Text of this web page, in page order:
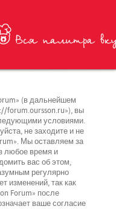
(в дальнейшем
forum.oursson.ru»), вы
условиями.
не заходите и не
Мы оставляем за
любое время и
вас об этом,
регулярно
изменений, так как
Forum» после
ваше согласие